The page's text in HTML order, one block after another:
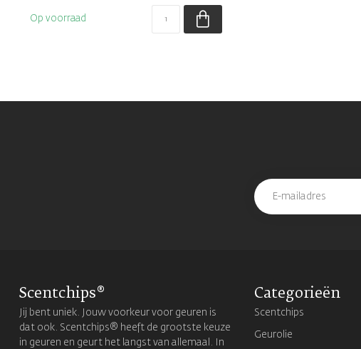
Op voorraad
Scentchips®
Jij bent uniek. Jouw voorkeur voor geuren is
dat ook. Scentchips® heeft de grootste keuze
in geuren en geurt het langst van allemaal. In
Categorieën
Scentchips
Geurolie